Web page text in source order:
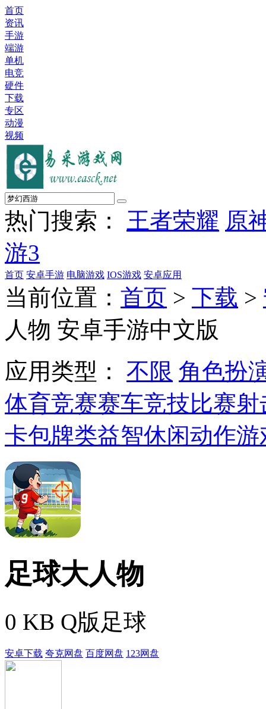
首页
资讯
手游
端游
单机
电竞
硬件
下载
专区
动漫
视频
热门搜索： 王者荣耀 原
游3
首页 安卓手游 电脑游戏 IOS游戏 安卓应用
当前位置： 首页 > 下载 >
人物 安卓手游中文版
应用类型：
不限 角色扮
体育竞赛赛车竞技比赛射
卡包牌类益智休闲动作游
足球大人物
0 KB Q版足球
安卓下载 夸克网盘 百度网盘 123网盘